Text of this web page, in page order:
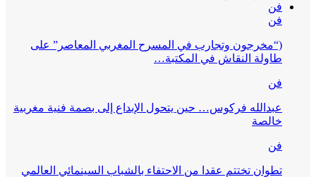
فن
فن
(“مخرجون وتجارب في المسرح المغربي المعاصر” على
طاولة النقاش في المكتبة…
فن
عبدالله فركوس… حين يتحول الإبداع إلى بصمة فنية مغربية
خالصة
فن
تطوان تختتم عقدا من الاحتفاء بالشباب السينمائي العالمي